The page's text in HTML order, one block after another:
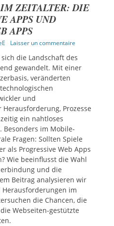
ZEITALTER: DIE
APPS UND
APPS
Laisser un commentaire
die Landschaft des
gewandelt. Mit einer
veränderten
und
Prozesse
ein nahtloses
im Mobile-
Fragen: Sollten Spiele
als Progressive Web Apps
Wie beeinflusst die Wahl
und die
Beitrag analysieren wir
im
die Chancen, die
Webseiten-gestützte